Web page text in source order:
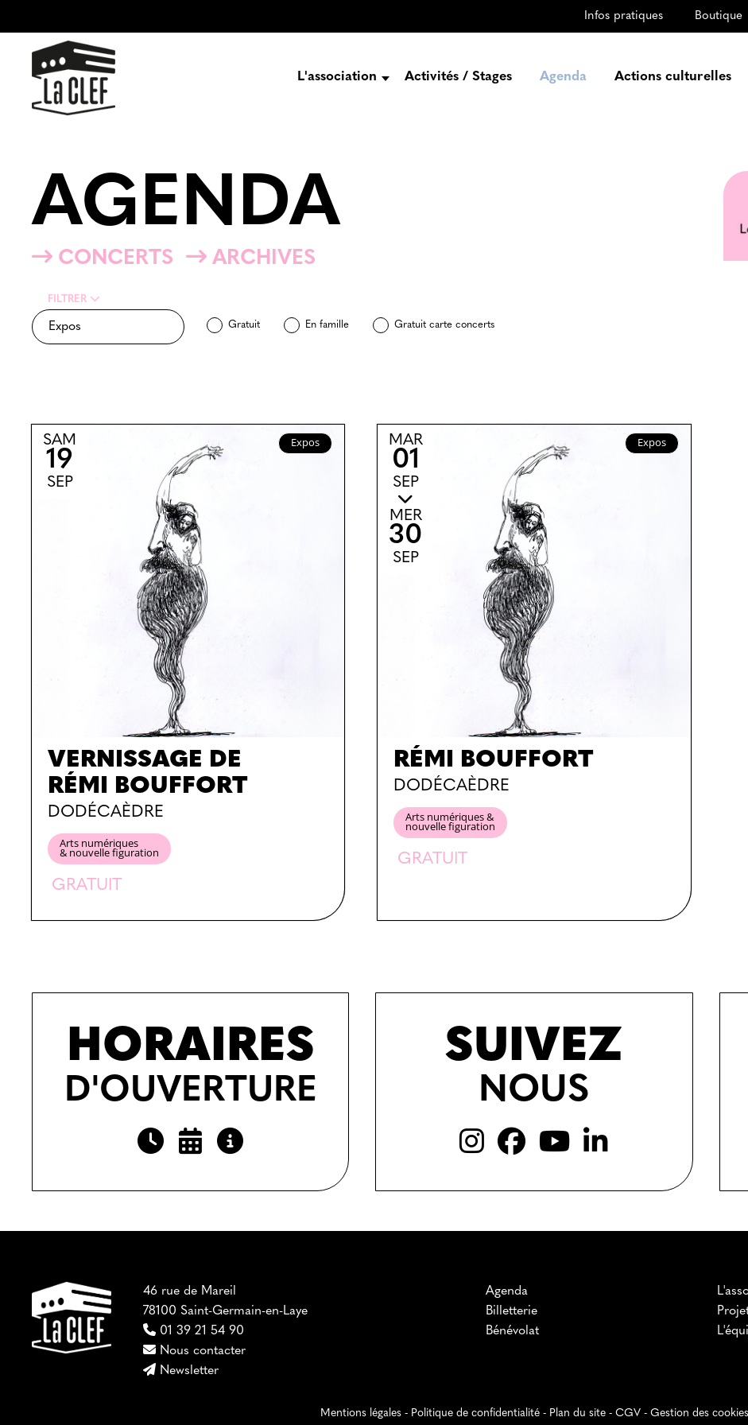
Infos pratiques Boutique
L'association
Engagez-vous
Activités / Stages Agenda Actions culturelles
AGENDA
CONCERTS ARCHIVES
FILTRER
Gratuit En famille Gratuit carte concerts
SAM
19
SEP
Expos
VERNISSAGE DE
RÉMI BOUFFORT
DODÉCAÈDRE
Arts numériques
& nouvelle figuration
GRATUIT
MAR
01
SEP
MER
30
SEP
Expos
RÉMI BOUFFORT
DODÉCAÈDRE
Arts numériques &
nouvelle figuration
GRATUIT
HORAIRES
D'OUVERTURE
SUIVEZ
NOUS
46 rue de Mareil
78100 Saint-Germain-en-Laye
01 39 21 54 90
Nous contacter
Newsletter
Agenda
Billetterie
Bénévolat
Mentions légales- Politique de confidentialité- Plan du site- CGV- Gestion des cookies